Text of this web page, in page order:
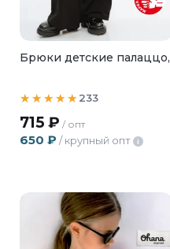
Брюки детские палаццо,
233
715 ₽ / опт
650 ₽ / крупный опт i